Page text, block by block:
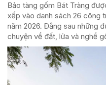
Bảo tàng gốm Bát Tràng
xếp vào danh sách 26 công
năm 2026. Đằng sau những
chuyện về đất, lửa và nghề